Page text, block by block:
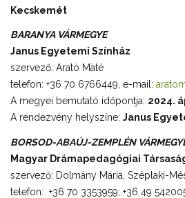
Kecskemét
BARANYA VÁRMEGYE
Janus Egyetemi Színház
szervező: Arató Máté
telefon: +36 70 6766449, e-mail:
A megyei bemutató időpontja: 2024.
A rendezvény helyszíne: Janus
BORSOD-ABAÚJ-ZEMPLÉN
Magyar Drámapedagógiai
szervező: Dolmány Mária, Széplaki-
telefon: +36 70 3353959; +36 49